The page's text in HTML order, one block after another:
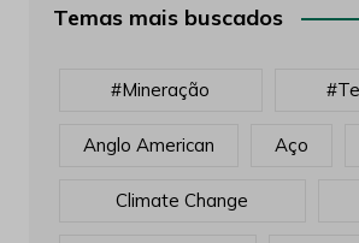
Temas mais buscados
#mineração
Anglo American Aço
Climate Change